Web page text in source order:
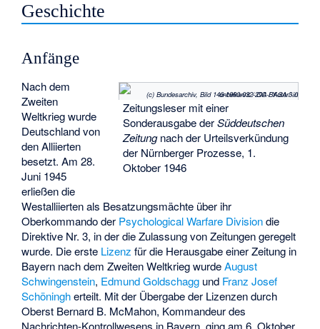
Geschichte
Anfänge
(c) Bundesarchiv, Bild 146-1990-032-29A / Autor/-in unbekannt/ CC-BY-SA 3.0
Zeitungsleser mit einer
Sonderausgabe derSüddeutschen
Zeitungnach der Urteilsverkündung
der Nürnberger Prozesse, 1.
Oktober 1946
Nach dem
Zweiten
Weltkrieg wurde
Deutschland von
den Alliierten
besetzt. Am 28.
Juni 1945
erließen die
Westalliierten als Besatzungsmächte über ihr
Oberkommando der Psychological Warfare Divisiondie
Direktive Nr. 3, in der die Zulassung von Zeitungen geregelt
wurde. Die erste Lizenz für die Herausgabe einer Zeitung in
Bayern nach dem Zweiten Weltkrieg wurdeAugust
Schwingenstein, Edmund Goldschagg und Franz Josef
Schöningherteilt. Mit der Übergabe der Lizenzen durch
Oberst Bernard B. McMahon, Kommandeur des
Nachrichten-Kontrollwesens in Bayern, ging am 6. Oktober